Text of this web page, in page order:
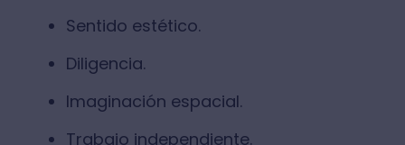
Sentido estético.
Diligencia.
Imaginación espacial.
Trabajo independiente.